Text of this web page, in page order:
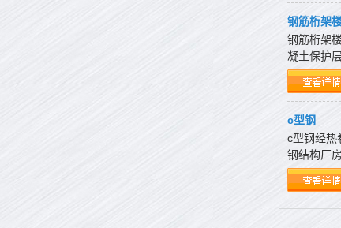
钢筋桁架
钢筋桁架
凝土保护
c型钢
c型钢经热
钢结构厂